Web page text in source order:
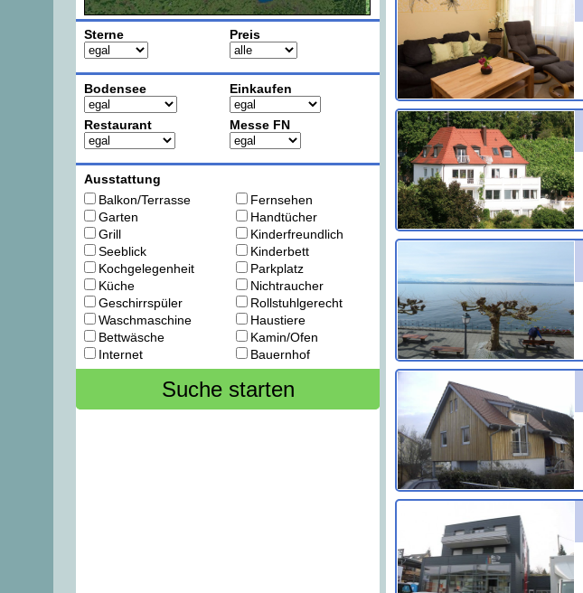
Sterne Preis
Bodensee Einkaufen
Restaurant Messe FN
Ausstattung
Balkon/Terrasse
Garten
Grill
Seeblick
Kochgelegenheit
Küche
Geschirrspüler
Waschmaschine
Bettwäsche
Internet
Fernsehen
Handtücher
Kinderfreundlich
Kinderbett
Parkplatz
Nichtraucher
Rollstuhlgerecht
Haustiere
Kamin/Ofen
Bauernhof